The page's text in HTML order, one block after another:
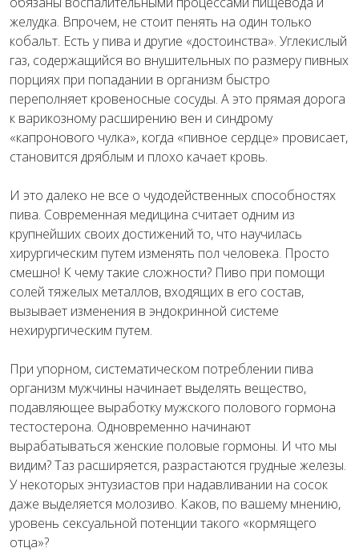
желудка. Впрочем, не стоит пенять на один только
кобальт. Есть у пива и другие «достоинства». Углекислый
газ, содержащийся во внушительных по размеру пивных
порциях при попадании в организм быстро
переполняет кровеносные сосуды. А это прямая дорога
к варикозному расширению вен и синдрому
«капронового чулка», когда «пивное сердце» провисает,
становится дряблым и плохо качает кровь.
И это далеко не все о чудодейственных способностях
пива. Современная медицина считает одним из
крупнейших своих достижений то, что научилась
хирургическим путем изменять пол человека. Просто
смешно! К чему такие сложности? Пиво при помощи
солей тяжелых металлов, входящих в его состав,
вызывает изменения в эндокринной системе
нехирургическим путем.
При упорном, систематическом потреблении пива
организм мужчины начинает выделять вещество,
подавляющее выработку мужского полового гормона
тестостерона. Одновременно начинают
вырабатываться женские половые гормоны. И что мы
видим? Таз расширяется, разрастаются грудные железы.
У некоторых энтузиастов при надавливании на сосок
даже выделяется молозиво. Каков, по вашему мнению,
уровень сексуальной потенции такого «кормящего
отца»?